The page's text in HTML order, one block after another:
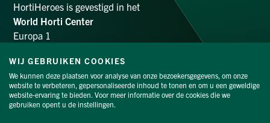
HortiHeroes is gevestigd in het
World Horti Center
Europa 1
info@hortiheroes.com
VOLG ONS
WIJ GEBRUIKEN COOKIES
We kunnen deze plaatsen voor analyse van onze bezoekersgegevens, om onze
website te verbeteren, gepersonaliseerde inhoud te tonen en om u een geweldige
website-ervaring te bieden. Voor meer informatie over de cookies die we
gebruiken opent u de instellingen.